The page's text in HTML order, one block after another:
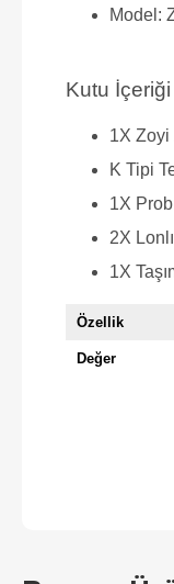
Model:
Kutu İçeriği
1X Zoyi
K Tipi
1X Prob
2X
1X
Özellik
Değer